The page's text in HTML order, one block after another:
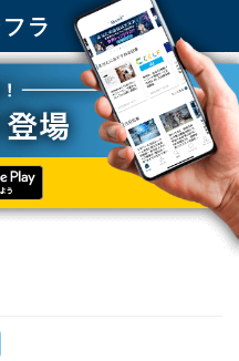
ラ
支出額は419億円 - IDC
システム」関連IT支